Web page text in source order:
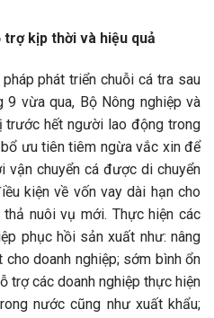
kịp thời và hiệu quả
phát triển chuỗi cá tra sau
9 vừa qua, Bộ Nông nghiệp và
trước hết người lao động trong
ưu tiên tiêm ngừa vắc xin để
vận chuyển cá được di chuyển
kiện về vốn vay dài hạn cho
nuôi vụ mới. Thực hiện các
phục hồi sản xuất như: nâng
doanh nghiệp; sớm bình ổn
trợ các doanh nghiệp thực hiện
nước cũng như xuất khẩu;